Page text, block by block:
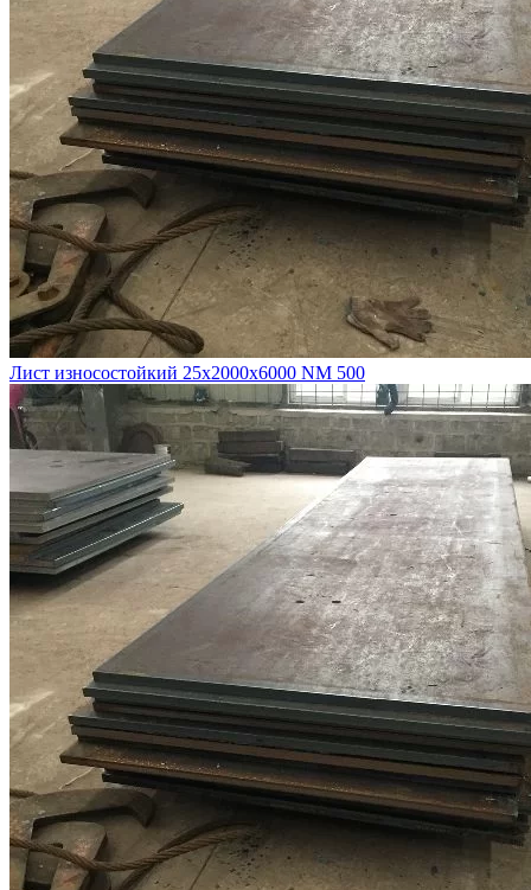
Лист износостойкий 25х2000х6000 NM 500